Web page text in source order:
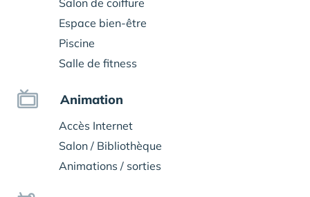
Salon de coiffure
Espace bien-être
Piscine
Salle de fitness
Animation
Accès Internet
Salon / Bibliothèque
Animations / sorties